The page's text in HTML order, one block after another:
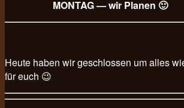
MONTAG — wir Planen 🙂
Heute haben wir geschlossen um alles
für euch 😉